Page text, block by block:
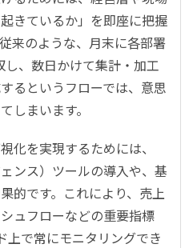
きているか」を即座に把握
来のような、月末に各部署
、数日かけて集計・加工
るというフローでは、意思
しまいます。
化を実現するためには、
ンス）ツールの導入や、基
的です。これにより、売上
ュフローなどの重要指標
上で常にモニタリングでき